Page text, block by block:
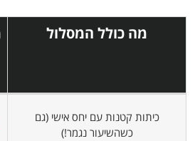
מה כולל המסלול
כיתות קטנות עם יחס אישי (גם
כשהשיעור נגמר!)